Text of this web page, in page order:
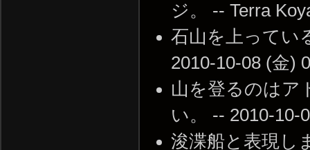
ジ。 -- Terra
石山を上ってい
2010-10-08 (金)
山を登るのはア
い。 --
浚渫船と表現し